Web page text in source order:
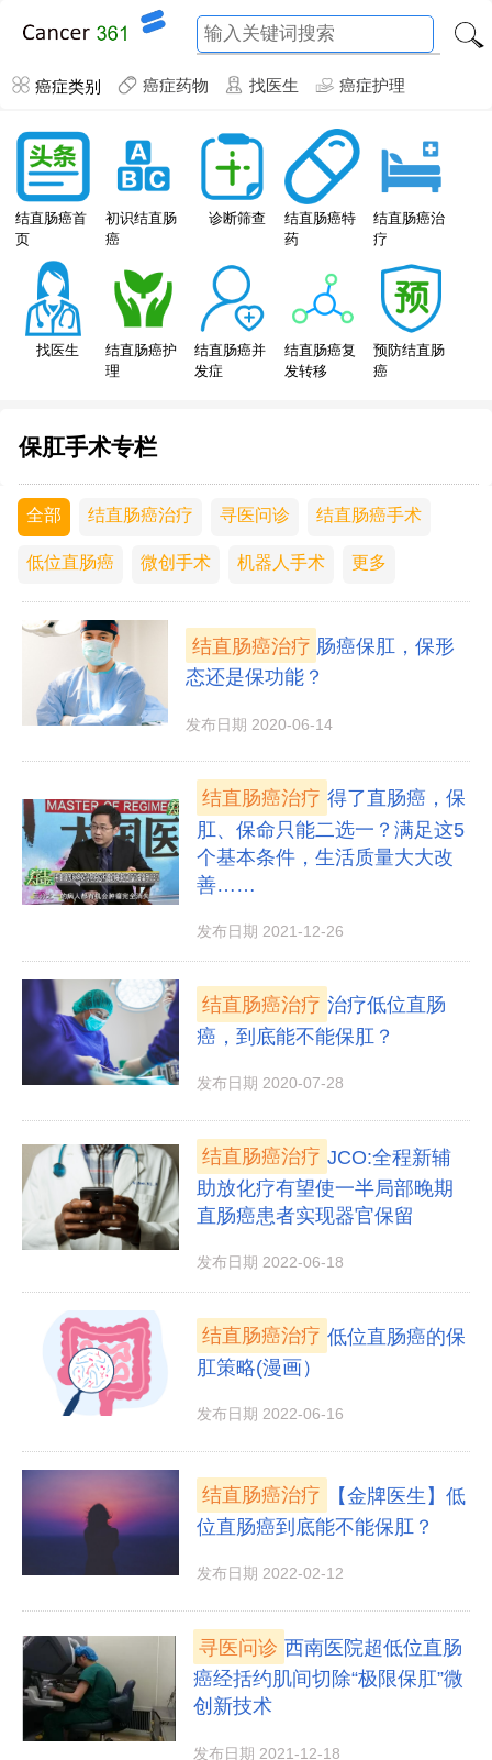
癌症类别 癌症药物 找医生 癌症护理
结直肠癌首
页
初识结直肠
癌
诊断筛查
结直肠癌特
药
结直肠癌治
疗
找医生
结直肠癌护
理
结直肠癌并
发症
结直肠癌复
发转移
预防结直肠
癌
保肛手术专栏
全部 结直肠癌治疗 寻医问诊 结直肠癌手术
低位直肠癌 微创手术 机器人手术 更多
结直肠癌治疗 肠癌保肛，保形
态还是保功能？
发布日期 2020-06-14
结直肠癌治疗 得了直肠癌，保
肛、保命只能二选一？满足这5
个基本条件，生活质量大大改
善……
发布日期 2021-12-26
结直肠癌治疗 治疗低位直肠
癌，到底能不能保肛？
发布日期 2020-07-28
结直肠癌治疗 JCO:全程新辅
助放化疗有望使一半局部晚期
直肠癌患者实现器官保留
发布日期 2022-06-18
结直肠癌治疗 低位直肠癌的保
肛策略(漫画）
发布日期 2022-06-16
结直肠癌治疗
【金牌医生】低
位直肠癌到底能不能保肛？
发布日期 2022-02-12
寻医问诊 西南医院超低位直肠
癌经括约肌间切除“极限保肛”微
创新技术
发布日期 2021-12-18